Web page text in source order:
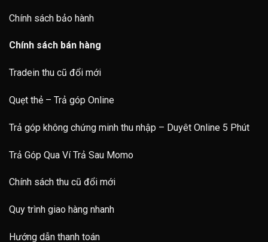
Chính sách bảo hành
Chính sách bán hàng
Tradein thu cũ đổi mới
Quẹt thẻ – Trả góp Online
Trả góp không chứng minh thu nhập – Duyêt Online 5 Phút
Trả Góp Qua Ví Trả Sau Momo
Chính sách thu cũ đổi mới
Quy trình giao hàng nhanh
Hướng dẫn thanh toán